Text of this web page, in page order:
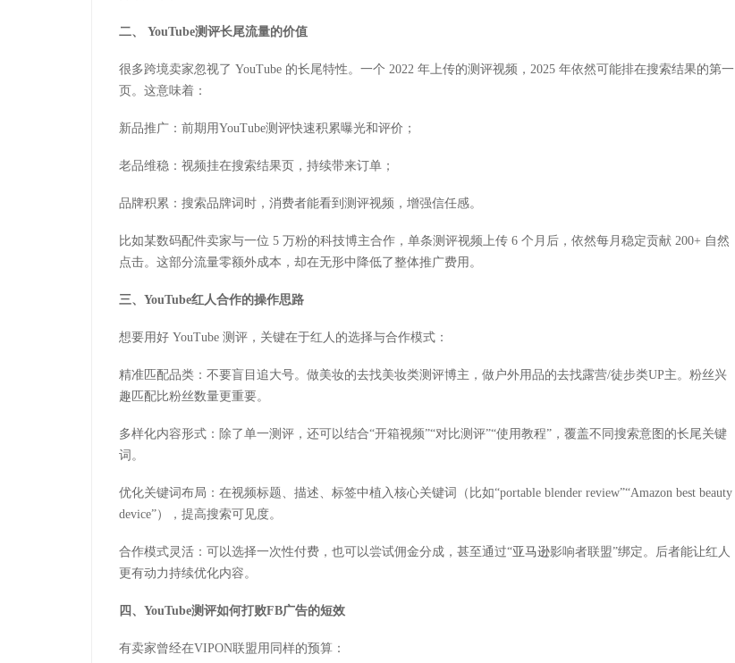
二、 YouTube测评长尾流量的价值
很多跨境卖家忽视了 YouTube 的长尾特性。一个 2022 年上传的测评视频， 2025 年依然可能排在搜索结果的第一
页。这意味着：
新品推广：前期用YouTube测评快速积累曝光和评价；
老品维稳：视频挂在搜索结果页，持续带来订单；
品牌积累：搜索品牌词时，消费者能看到测评视频，增强信任感。
比如某数码配件卖家与一位 5 万粉的科技博主合作，单条测评视频上传 6 个月后，依然每月稳定贡献 200+ 自然
点击。这部分流量零额外成本，却在无形中降低了整体推广费用。
三、 YouTube红人合作的操作思路
想要用好 YouTube 测评，关键在于红人的选择与合作模式：
精准匹配品类：不要盲目追大号。做美妆的去找美妆类测评博主，做户外用品的去找露营/徒步类UP主。粉丝兴
趣匹配比粉丝数量更重要。
多样化内容形式：除了单一测评，还可以结合“开箱视频”“对比测评”“使用教程” ，覆盖不同搜索意图的长尾关键
词。
优化关键词布局：在视频标题、描述、标签中植入核心关键词（比如“portable blender review”“Amazon best beauty
device”），提高搜索可见度。
合作模式灵活：可以选择一次性付费，也可以尝试佣金分成，甚至通过“亚马逊影响者联盟”绑定。后者能让红人
更有动力持续优化内容。
四、 YouTube测评如何打败FB广告的短效
有卖家曾经在VIPON联盟 用同样的预算：